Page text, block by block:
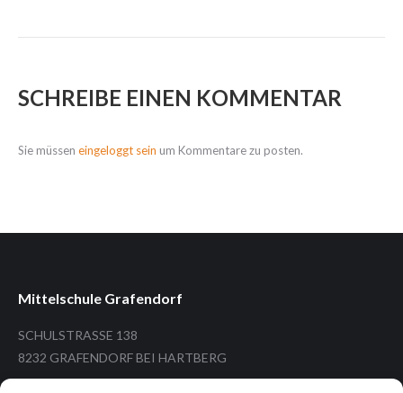
SCHREIBE EINEN KOMMENTAR
Sie müssen eingeloggt sein um Kommentare zu posten.
Mittelschule Grafendorf
SCHULSTRASSE 138
8232 GRAFENDORF BEI HARTBERG